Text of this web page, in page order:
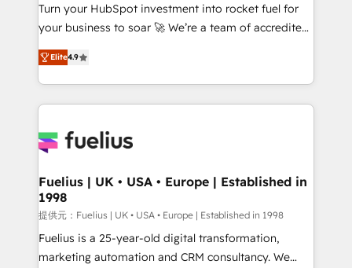
GuardHub: our AI governance framework, built on
ISO 42001 Ready for the next step? Click the 👈
'𝗖𝗼𝗻𝘁𝗮𝗰𝘁 𝗯𝘂𝘀𝗶𝗻𝗲𝘀𝘀' button to get in touch (𝘸𝘦'𝘳𝘦
𝘴𝘶𝘱𝘦𝘳 𝘳𝘦𝘴𝘱𝘰𝘯𝘴𝘪𝘷𝘦)
Turn your HubSpot investment into rocket fuel for
your business to soar 🚀 We’re a team of accredited
HubSpot experts ready to help you. We can
implement the platform into complex business
environments, optimise what you've got and make
sure you can actually use it, build your website in
for you and execute it on HubSpot. We are on the
framework, meaning we've been accredited by
HubSpot and vetted by the CCS, which means we
can support public sector companies as well the
other ones listed in our profile. Our services: -
HubSpot implementation - HubSpot CMS website
Elite4.9
Fuelius | UK • USA • Europe | Established in
1998
提供元：Fuelius | UK • USA • Europe | Established in 1998
Fuelius is a 25-year-old digital transformation,
marketing automation and CRM consultancy. We